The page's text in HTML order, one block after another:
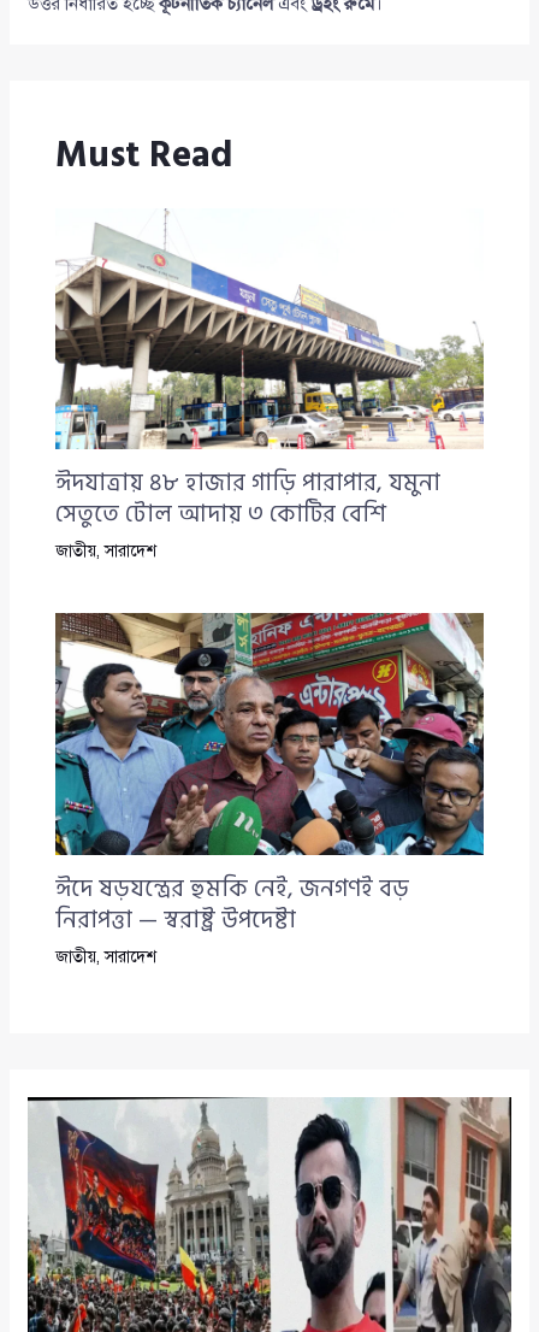
Must Read
ঈদযাত্রায় ৪৮ হাজার গাড়ি পারাপার, যমুনা
সেতুতে টোল আদায় ৩ কোটির বেশি
জাতীয়,সারাদেশ
ঈদে ষড়যন্ত্রের হুমকি নেই, জনগণই বড়
নিরাপত্তা — স্বরাষ্ট্র উপদেষ্টা
জাতীয়,সারাদেশ